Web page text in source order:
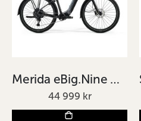
Merida eBig.Nine 400 EQ L Grå 2024
44 999 kr